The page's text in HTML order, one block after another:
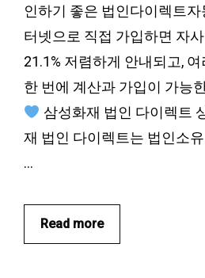
인하기 좋은 법인다이렉트
터넷으로 직접 가입하면 자
21.1% 저렴하게 안내되고,
한 번에 계산과 가입이 가능
삼성화재 법인 다이렉트
재 법인 다이렉트는 법인소
…
Read more